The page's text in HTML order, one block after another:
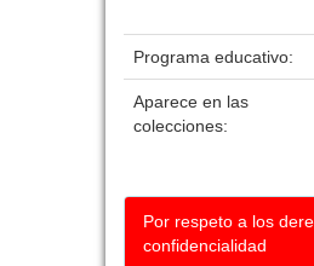
Programa educativo:
Aparece en las
colecciones:
Por respeto a los
confidencialidad